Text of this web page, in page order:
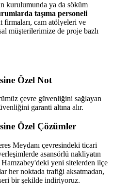
kurulumunda ya da söküm
taşıma personeli
firmaları, cam atölyeleri ve
müşterilerimize de proje bazlı
Özel Not
çevre güvenliğini sağlayan
garanti altına alır.
Özel Çözümler
Meydanı çevresindeki ticari
asansörlü nakliyatın
Hamzabey'deki yeni sitelerden ilçe
her noktada trafiği aksatmadan,
bir şekilde indiriyoruz.